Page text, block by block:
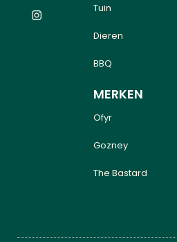
Tuin
Dieren
BBQ
MERKEN
Ofyr
Gozney
The Bastard